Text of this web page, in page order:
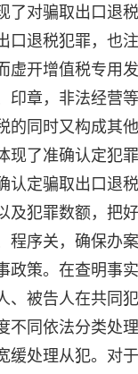
了对骗取出口退
口退税犯罪，也
虚开增值税专用
印章，非法经营等
的同时又构成其
现了准确认定犯
认定骗取出口退
及犯罪数额，把
程序关，确保办
政策。在查明事
、被告人在共同
不同依法分类处
缓处理从犯。对